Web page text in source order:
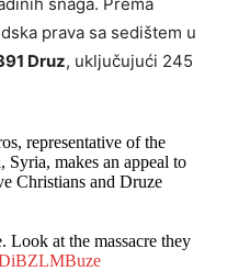
prava sa sedištem u
Druz, uključujući 245
representative of the
makes an appeal to
Christians and Druze
Look at the massacre they